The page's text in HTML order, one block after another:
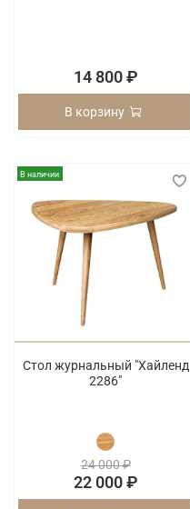
14 800 ₽
В корзину
В наличии
Стол журнальный "Хайленд
2286"
24 000 ₽
22 000 ₽